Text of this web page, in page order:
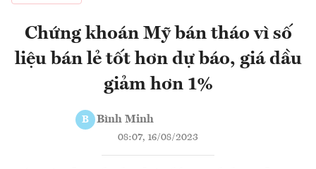
Chứng khoán Mỹ bán tháo vì số
liệu bán lẻ tốt hơn dự báo, giá dầu
giảm hơn 1%
B Bình Minh
08:07, 16/08/2023